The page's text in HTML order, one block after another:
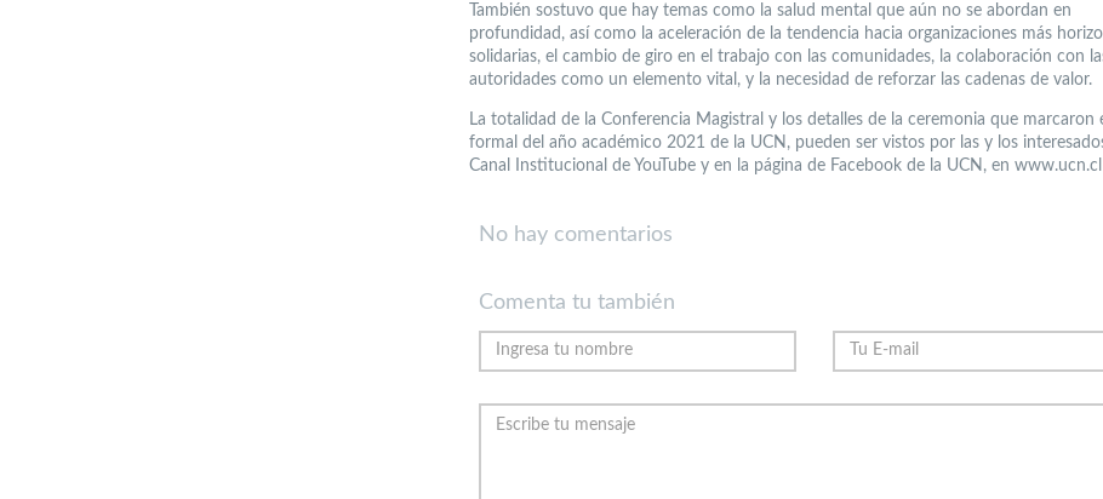
También sostuvo que hay temas como la salud mental que aún no se abordan en
profundidad, así como la aceleración de la tendencia hacia organizaciones más
solidarias, el cambio de giro en el trabajo con las comunidades, la colaboración con
autoridades como un elemento vital, y la necesidad de reforzar las cadenas de valor.
La totalidad de la Conferencia Magistral y los detalles de la ceremonia que marcaron
formal del año académico 2021 de la UCN, pueden ser vistos por las y los
Canal Institucional de YouTube y en la página de Facebook de la UCN, en www.ucn.cl
No hay comentarios
Comenta tu también